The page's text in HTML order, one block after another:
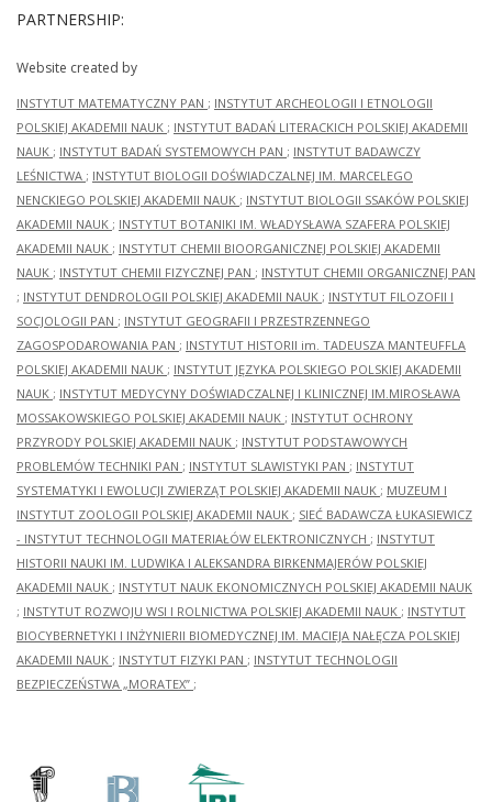
PARTNERSHIP:
Website created by
INSTYTUT MATEMATYCZNY PAN ; INSTYTUT ARCHEOLOGII I ETNOLOGII
POLSKIEJ AKADEMII NAUK ; INSTYTUT BADAŃ LITERACKICH POLSKIEJ AKADEMII
NAUK ; INSTYTUT BADAŃ SYSTEMOWYCH PAN ; INSTYTUT BADAWCZY
LEŚNICTWA ; INSTYTUT BIOLOGII DOŚWIADCZALNEJ IM. MARCELEGO
NENCKIEGO POLSKIEJ AKADEMII NAUK ; INSTYTUT BIOLOGII SSAKÓW POLSKIEJ
AKADEMII NAUK ; INSTYTUT BOTANIKI IM. WŁADYSŁAWA SZAFERA POLSKIEJ
AKADEMII NAUK ; INSTYTUT CHEMII BIOORGANICZNEJ POLSKIEJ AKADEMII
NAUK ; INSTYTUT CHEMII FIZYCZNEJ PAN ; INSTYTUT CHEMII ORGANICZNEJ PAN
; INSTYTUT DENDROLOGII POLSKIEJ AKADEMII NAUK ; INSTYTUT FILOZOFII I
SOCJOLOGII PAN ; INSTYTUT GEOGRAFII I PRZESTRZENNEGO
ZAGOSPODAROWANIA PAN ; INSTYTUT HISTORII im. TADEUSZA MANTEUFFLA
POLSKIEJ AKADEMII NAUK ; INSTYTUT JĘZYKA POLSKIEGO POLSKIEJ AKADEMII
NAUK ; INSTYTUT MEDYCYNY DOŚWIADCZALNEJ I KLINICZNEJ IM.MIROSŁAWA
MOSSAKOWSKIEGO POLSKIEJ AKADEMII NAUK ; INSTYTUT OCHRONY
PRZYRODY POLSKIEJ AKADEMII NAUK ; INSTYTUT PODSTAWOWYCH
PROBLEMÓW TECHNIKI PAN ; INSTYTUT SLAWISTYKI PAN ; INSTYTUT
SYSTEMATYKI I EWOLUCJI ZWIERZĄT POLSKIEJ AKADEMII NAUK ; MUZEUM I
INSTYTUT ZOOLOGII POLSKIEJ AKADEMII NAUK ; SIEĆ BADAWCZA ŁUKASIEWICZ
- INSTYTUT TECHNOLOGII MATERIAŁÓW ELEKTRONICZNYCH ; INSTYTUT
HISTORII NAUKI IM. LUDWIKA I ALEKSANDRA BIRKENMAJERÓW POLSKIEJ
AKADEMII NAUK ; INSTYTUT NAUK EKONOMICZNYCH POLSKIEJ AKADEMII NAUK
; INSTYTUT ROZWOJU WSI I ROLNICTWA POLSKIEJ AKADEMII NAUK ; INSTYTUT
BIOCYBERNETYKI I INŻYNIERII BIOMEDYCZNEJ IM. MACIEJA NAŁĘCZA POLSKIEJ
AKADEMII NAUK ; INSTYTUT FIZYKI PAN ; INSTYTUT TECHNOLOGII
BEZPIECZEŃSTWA „MORATEX” ;